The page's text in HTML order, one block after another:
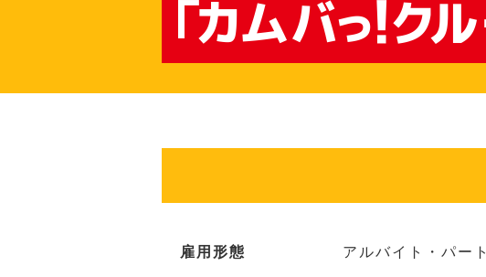
雇用形態 アルバイト・パート